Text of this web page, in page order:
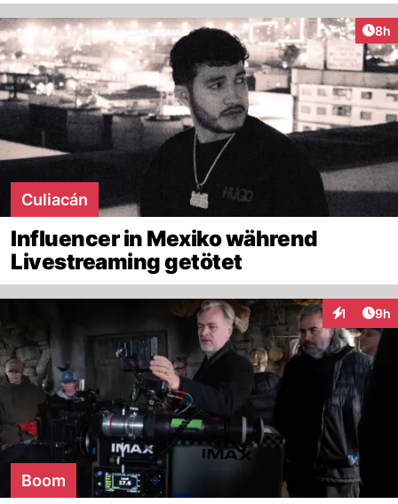
8h
Culiacán
Influencer in Mexiko während
Livestreaming getötet
1 9h
Boom